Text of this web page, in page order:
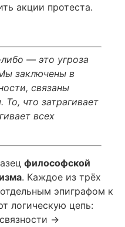
акции протеста.
— это угроза
заключены в
связаны
что затрагивает
всех
философской
. Каждое из трёх
эпиграфом к
логическую цепь:
→